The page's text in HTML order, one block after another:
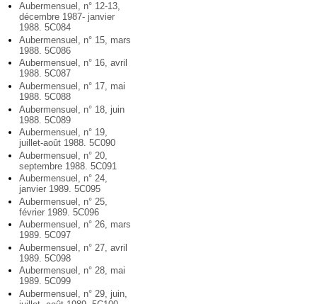
Aubermensuel, n° 12-13,
décembre 1987- janvier
1988. 5C084
Aubermensuel, n° 15, mars
1988. 5C086
Aubermensuel, n° 16, avril
1988. 5C087
Aubermensuel, n° 17, mai
1988. 5C088
Aubermensuel, n° 18, juin
1988. 5C089
Aubermensuel, n° 19,
juillet-août 1988. 5C090
Aubermensuel, n° 20,
septembre 1988. 5C091
Aubermensuel, n° 24,
janvier 1989. 5C095
Aubermensuel, n° 25,
février 1989. 5C096
Aubermensuel, n° 26, mars
1989. 5C097
Aubermensuel, n° 27, avril
1989. 5C098
Aubermensuel, n° 28, mai
1989. 5C099
Aubermensuel, n° 29, juin,